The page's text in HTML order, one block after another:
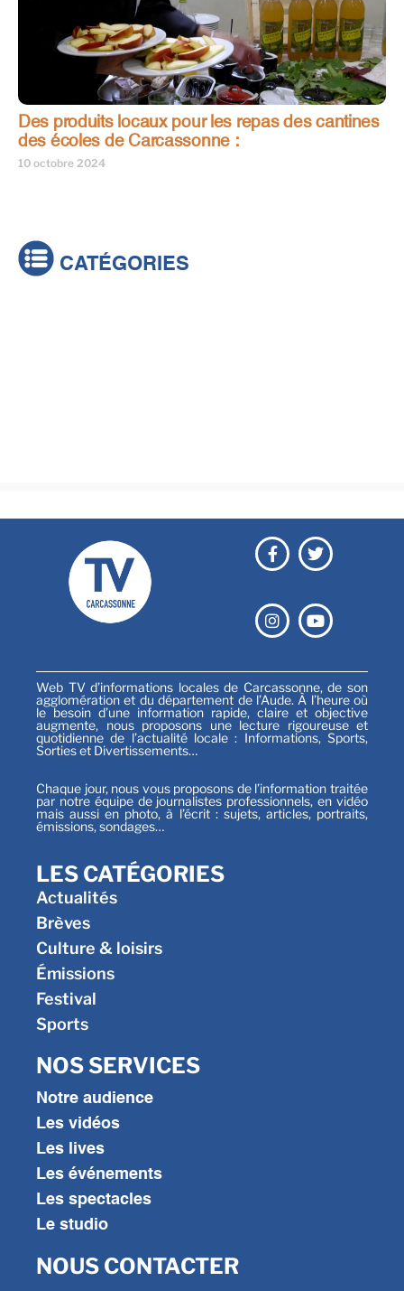
Des produits locaux pour les repas des cantines
des écoles de Carcassonne :
10 octobre 2024
CATÉGORIES
Web TV d’informations locales de Carcassonne, de son
agglomération et du département de l’Aude. À l’heure où
le besoin d’une information rapide, claire et objective
augmente, nous proposons une lecture rigoureuse et
quotidienne de l’actualité locale : Informations, Sports,
Sorties et Divertissements…
Chaque jour, nous vous proposons de l’information traitée
par notre équipe de journalistes professionnels, en vidéo
mais aussi en photo, à l’écrit : sujets, articles, portraits,
émissions, sondages…
LES CATÉGORIES
Actualités
Brèves
Culture & loisirs
Émissions
Festival
Sports
NOS SERVICES
Notre audience
Les vidéos
Les lives
Les événements
Les spectacles
Le studio
NOUS CONTACTER